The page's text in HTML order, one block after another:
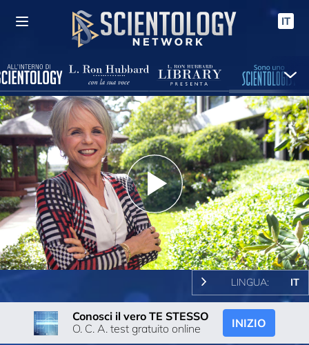
IT
Play
Video
LINGUA: IT
Conosci il vero TE STESSO
O. C. A. test gratuito online
INIZIO